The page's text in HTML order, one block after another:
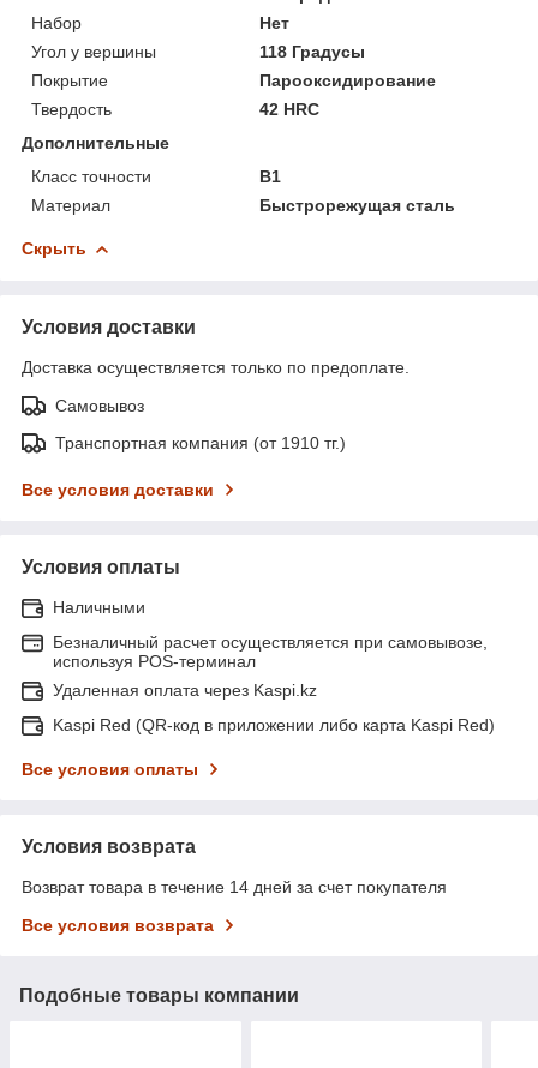
Набор
Нет
Угол у вершины
118 Градусы
Покрытие
Парооксидирование
Твердость
42 HRC
Дополнительные
Класс точности
В1
Материал
Быстрорежущая сталь
Скрыть
Условия доставки
Доставка осуществляется только по предоплате.
Самовывоз
Транспортная компания (от 1910 тг.)
Все условия доставки
Условия оплаты
Наличными
Безналичный расчет осуществляется при самовывозе,
используя POS-терминал
Удаленная оплата через Kaspi.kz
Kaspi Red (QR-код в приложении либо карта Kaspi Red)
Все условия оплаты
Условия возврата
Возврат товара в течение 14 дней за счет покупателя
Все условия возврата
Подобные товары компании